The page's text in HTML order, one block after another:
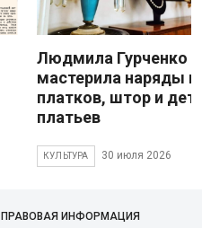
Людмила Гурченко
мастерила наряды
платков, штор и
платьев
КУЛЬТУРА 30 июля 2026
ПРАВОВАЯ ИНФОРМАЦИЯ